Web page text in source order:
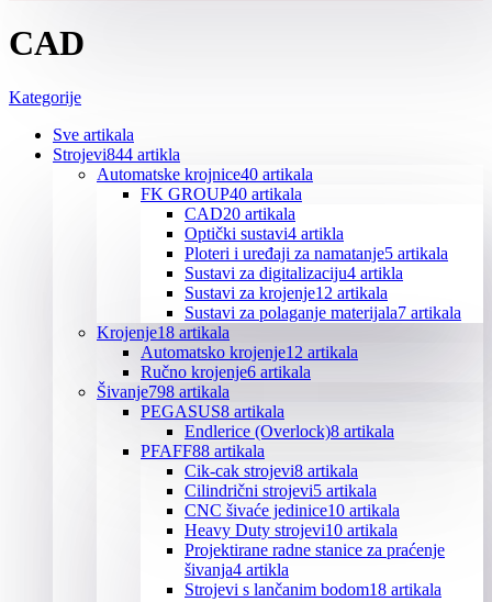
CAD
Kategorije
Sve artikala
Strojevi844 artikla
Automatske krojnice40 artikala
FK GROUP40 artikala
CAD20 artikala
Optički sustavi4 artikla
Ploteri i uređaji za namatanje5 artikala
Sustavi za digitalizaciju4 artikla
Sustavi za krojenje12 artikala
Sustavi za polaganje materijala7 artikala
Krojenje18 artikala
Automatsko krojenje12 artikala
Ručno krojenje6 artikala
Šivanje798 artikala
PEGASUS8 artikala
Endlerice (Overlock)8 artikala
PFAFF88 artikala
Cik-cak strojevi8 artikala
Cilindrični strojevi5 artikala
CNC šivaće jedinice10 artikala
Heavy Duty strojevi10 artikala
Projektirane radne stanice za praćenje
šivanja4 artikla
Strojevi s lančanim bodom18 artikala